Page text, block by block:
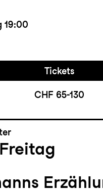
19:00
Tickets
CHF 65-130
Freitag